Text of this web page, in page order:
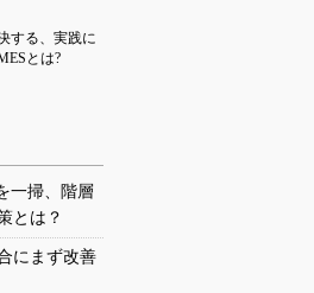
する、実践に
とは?
一掃、階層
とは？
にまず改善